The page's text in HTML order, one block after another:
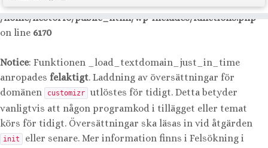
information. (This message was added in version 6.7.0.) in
/home/nestorfo/public_html/wp-includes/functions.php
on line 6170
Notice: Funktionen _load_textdomain_just_in_time
anropades felaktigt. Laddning av översättningar för
domänen
customizr
utlöstes för tidigt. Detta betyder
vanligtvis att någon programkod i tillägget eller temat
körs för tidigt. Översättningar ska läsas in vid åtgärden
init eller senare. Mer information finns i Felsökning i